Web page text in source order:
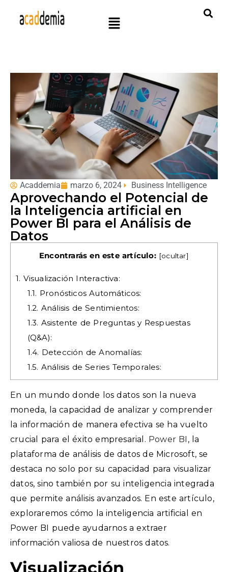
Acaddemia marzo 6, 2024 Business Intelligence
Aprovechando el Potencial de
la Inteligencia artificial en
Power BI para el Análisis de
Datos
Encontrarás en este artículo: [ocultar]
1. Visualización Interactiva:
1.1. Pronósticos Automáticos:
1.2. Análisis de Sentimientos:
1.3. Asistente de Preguntas y Respuestas
(Q&A):
1.4. Detección de Anomalías:
1.5. Análisis de Series Temporales:
En un mundo donde los datos son la nueva
moneda, la capacidad de analizar y comprender
la información de manera efectiva se ha vuelto
crucial para el éxito empresarial. Power BI , la
plataforma de análisis de datos de Microsoft, se
destaca no solo por su capacidad para visualizar
datos, sino también por su inteligencia integrada
que permite análisis avanzados. En este artículo,
exploraremos cómo la inteligencia artificial en
Power BI puede ayudarnos a extraer
información valiosa de nuestros datos.
Visualización